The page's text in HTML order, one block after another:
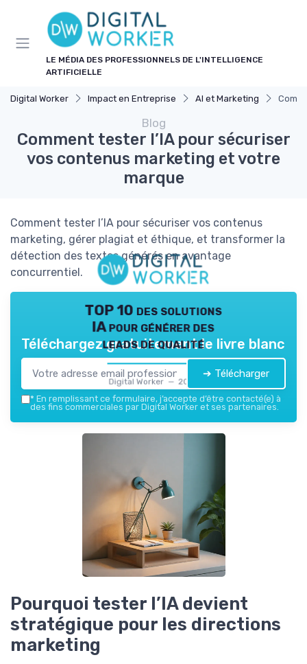
LE MÉDIA DES PROFESSIONNELS DE L'INTELLIGENCE
ARTIFICIELLE
Digital Worker Impact en Entreprise AI et Marketing
Blog
Comment tester l’IA pour sécuriser
vos contenus marketing et votre
marque
Comment tester l’IA pour sécuriser vos contenus
marketing, gérer plagiat et éthique, et transformer la
détection des textes générés en avantage
concurrentiel.
TOP 10 des solutions
IA pour générer des
leads de qualité
Digital Worker — 2026
Téléchargez gratuitement le livre blanc
➔ Télécharger
* En remplissant ce formulaire, j’accepte d’être contacté(e) à
des fins commerciales par Digital Worker et ses partenaires.
Pourquoi tester l’IA devient
stratégique pour les directions
marketing